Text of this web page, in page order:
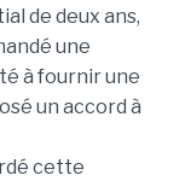
de deux ans,
une
à fournir une
un accord à
cette